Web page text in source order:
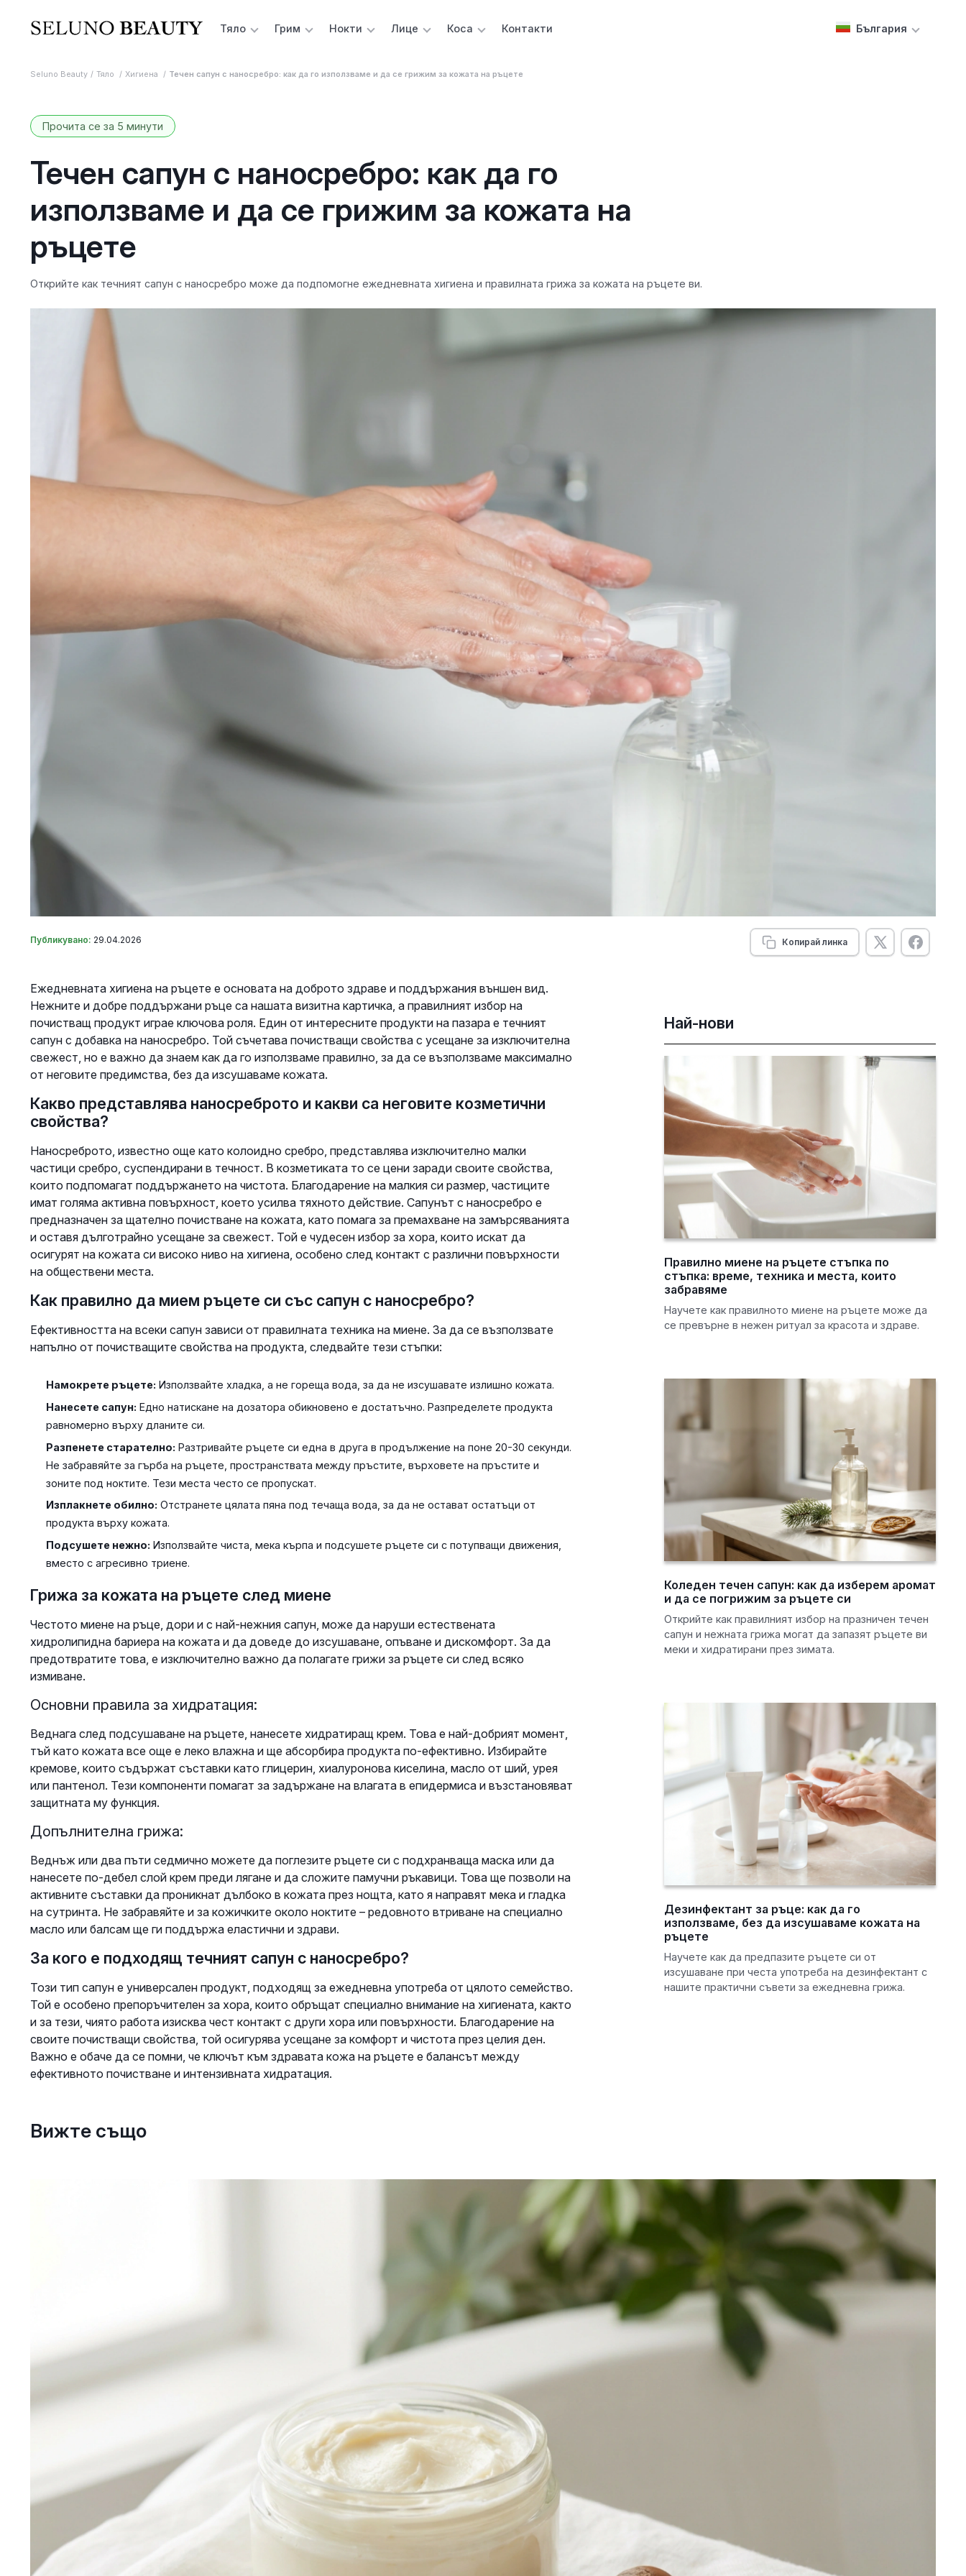
Тяло Грим Нокти Лице Коса Контакти България
Seluno Beauty Тяло Хигиена Течен сапун с наносребро: как да го използваме и да се грижим за кожата на ръцете
Прочита се за 5 минути
Течен сапун с наносребро: как да го
използваме и да се грижим за кожата на
ръцете
Открийте как течният сапун с наносребро може да подпомогне ежедневната хигиена и правилната грижа за кожата на ръцете ви.
Публикувано: 29.04.2026 Копирай линка
Ежедневната хигиена на ръцете е основата на доброто здраве и поддържания външен вид.
Нежните и добре поддържани ръце са нашата визитна картичка, а правилният избор на
почистващ продукт играе ключова роля. Един от интересните продукти на пазара е течният
сапун с добавка на наносребро. Той съчетава почистващи свойства с усещане за изключителна
свежест, но е важно да знаем как да го използваме правилно, за да се възползваме максимално
от неговите предимства, без да изсушаваме кожата.
Какво представлява наносреброто и какви са неговите козметични
свойства?
Наносреброто, известно още като колоидно сребро, представлява изключително малки
частици сребро, суспендирани в течност. В козметиката то се цени заради своите свойства,
които подпомагат поддържането на чистота. Благодарение на малкия си размер, частиците
имат голяма активна повърхност, което усилва тяхното действие. Сапунът с наносребро е
предназначен за щателно почистване на кожата, като помага за премахване на замърсяванията
и оставя дълготрайно усещане за свежест. Той е чудесен избор за хора, които искат да
осигурят на кожата си високо ниво на хигиена, особено след контакт с различни повърхности
на обществени места.
Как правилно да мием ръцете си със сапун с наносребро?
Ефективността на всеки сапун зависи от правилната техника на миене. За да се възползвате
напълно от почистващите свойства на продукта, следвайте тези стъпки:
Намокрете ръцете: Използвайте хладка, а не гореща вода, за да не изсушавате излишно кожата.
Нанесете сапун: Едно натискане на дозатора обикновено е достатъчно. Разпределете продукта
равномерно върху дланите си.
Разпенете старателно: Разтривайте ръцете си една в друга в продължение на поне 20-30 секунди.
Не забравяйте за гърба на ръцете, пространствата между пръстите, върховете на пръстите и
зоните под ноктите. Тези места често се пропускат.
Изплакнете обилно: Отстранете цялата пяна под течаща вода, за да не остават остатъци от
продукта върху кожата.
Подсушете нежно: Използвайте чиста, мека кърпа и подсушете ръцете си с потупващи движения,
вместо с агресивно триене.
Грижа за кожата на ръцете след миене
Честото миене на ръце, дори и с най-нежния сапун, може да наруши естествената
хидролипидна бариера на кожата и да доведе до изсушаване, опъване и дискомфорт. За да
предотвратите това, е изключително важно да полагате грижи за ръцете си след всяко
измиване.
Основни правила за хидратация:
Веднага след подсушаване на ръцете, нанесете хидратиращ крем. Това е най-добрият момент,
тъй като кожата все още е леко влажна и ще абсорбира продукта по-ефективно. Избирайте
кремове, които съдържат съставки като глицерин, хиалуронова киселина, масло от ший, урея
или пантенол. Тези компоненти помагат за задържане на влагата в епидермиса и възстановяват
защитната му функция.
Допълнителна грижа:
Веднъж или два пъти седмично можете да поглезите ръцете си с подхранваща маска или да
нанесете по-дебел слой крем преди лягане и да сложите памучни ръкавици. Това ще позволи на
активните съставки да проникнат дълбоко в кожата през нощта, като я направят мека и гладка
на сутринта. Не забравяйте и за кожичките около ноктите – редовното втриване на специално
масло или балсам ще ги поддържа еластични и здрави.
За кого е подходящ течният сапун с наносребро?
Този тип сапун е универсален продукт, подходящ за ежедневна употреба от цялото семейство.
Той е особено препоръчителен за хора, които обръщат специално внимание на хигиената, както
и за тези, чиято работа изисква чест контакт с други хора или повърхности. Благодарение на
своите почистващи свойства, той осигурява усещане за комфорт и чистота през целия ден.
Важно е обаче да се помни, че ключът към здравата кожа на ръцете е балансът между
ефективното почистване и интензивната хидратация.
Най-нови
Правилно миене на ръцете стъпка по
стъпка: време, техника и места, които
забравяме
Научете как правилното миене на ръцете може да
се превърне в нежен ритуал за красота и здраве.
Коледен течен сапун: как да изберем аромат
и да се погрижим за ръцете си
Открийте как правилният избор на празничен течен
сапун и нежната грижа могат да запазят ръцете ви
меки и хидратирани през зимата.
Дезинфектант за ръце: как да го
използваме, без да изсушаваме кожата на
ръцете
Научете как да предпазите ръцете си от
изсушаване при честа употреба на дезинфектант с
нашите практични съвети за ежедневна грижа.
Вижте също